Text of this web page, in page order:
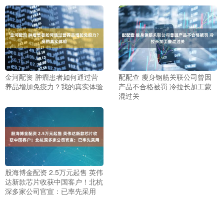
金河配资 肿瘤患者如何通过营
养品增加免疫力？我的真实体验
配配查 瘦身钢筋关联公司曾因
产品不合格被罚 冷拉长加工蒙
混过关
股海博金配资 2.5万元起售 英伟
达新款芯片收获中国客户！北杭
深多家公司官宣：已率先采用